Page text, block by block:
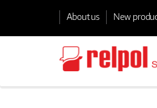
About us New